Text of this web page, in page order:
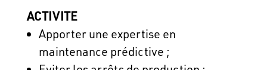
ACTIVITE
Apporter une expertise en
maintenance prédictive ;